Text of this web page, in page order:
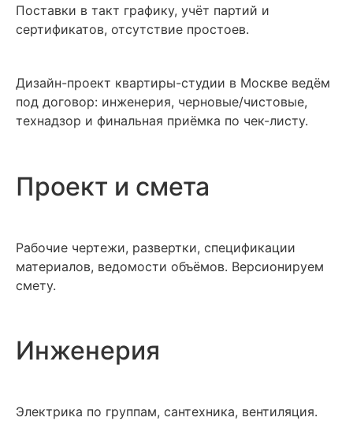
Поставки в такт графику, учёт партий и
сертификатов, отсутствие простоев.
Дизайн-проект квартиры-студии в Москве ведём
под договор: инженерия, черновые/чистовые,
технадзор и финальная приёмка по чек-листу.
Проект и смета
Рабочие чертежи, развертки, спецификации
материалов, ведомости объёмов. Версионируем
смету.
Инженерия
Электрика по группам, сантехника, вентиляция.